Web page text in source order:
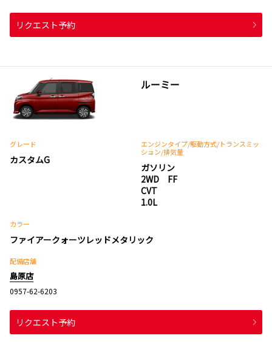
リクエスト予約
ルーミー
グレード
カスタムG
エンジンタイプ/駆動方式/トランスミッ
ション/排気量
ガソリン
2WD FF
CVT
1.0L
カラー
ファイアークォーツレッドメタリック
配備店舗
島原店
0957-62-6203
リクエスト予約